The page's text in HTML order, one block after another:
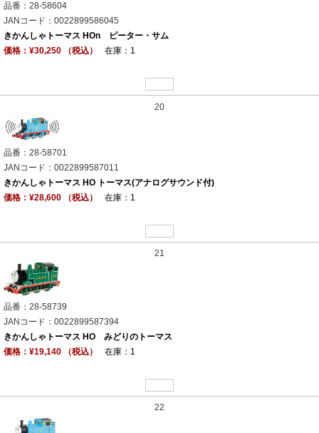
品番：28-58604
JANコード：0022899586045
きかんしゃトーマス HOn ピーター・サム
価格：¥30,250 （税込）
在庫：1
20
品番：28-58701
JANコード：0022899587011
きかんしゃトーマス HO トーマス(アナログサウンド付)
価格：¥28,600 （税込）
在庫：1
21
品番：28-58739
JANコード：0022899587394
きかんしゃトーマス HO みどりのトーマス
価格：¥19,140 （税込）
在庫：1
22